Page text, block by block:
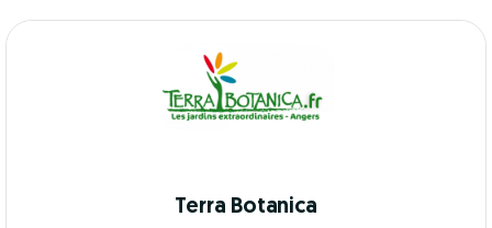
Terra Botanica